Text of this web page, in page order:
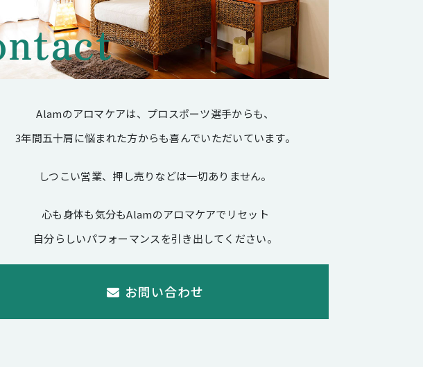
Alamのアロマケアは、プロスポーツ選手からも、
3年間五十肩に悩まれた方からも喜んでいただいています。
しつこい営業、押し売りなどは一切ありません。
心も身体も気分もAlamのアロマケアでリセット
自分らしいパフォーマンスを引き出してください。
お問い合わせ